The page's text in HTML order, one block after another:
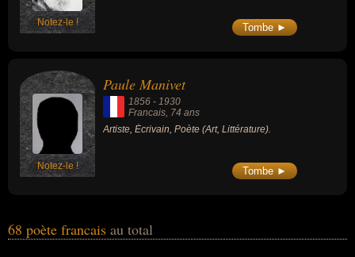
Notez-le ! Tombe ►
Notez-le !
Paule Manivet
1856 - 1930
Francais , 74 ans
Artiste, Écrivain, Poète (Art, Littérature).
Tombe ►
68 poète francais au total